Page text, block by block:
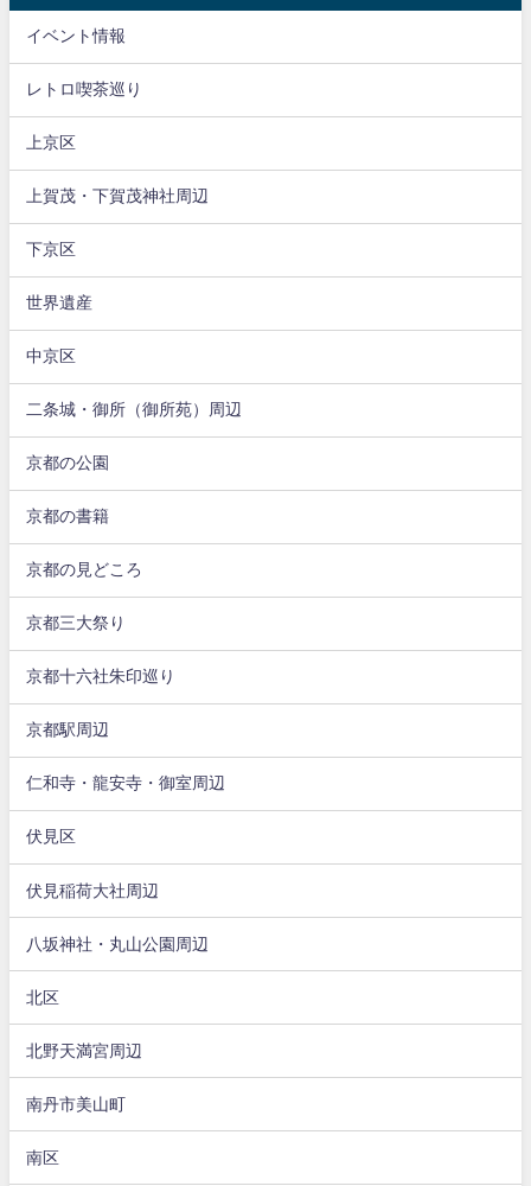
イベント情報
レトロ喫茶巡り
上京区
上賀茂・下賀茂神社周辺
下京区
世界遺産
中京区
二条城・御所（御所苑）周辺
京都の公園
京都の書籍
京都の見どころ
京都三大祭り
京都十六社朱印巡り
京都駅周辺
仁和寺・龍安寺・御室周辺
伏見区
伏見稲荷大社周辺
八坂神社・丸山公園周辺
北区
北野天満宮周辺
南丹市美山町
南区